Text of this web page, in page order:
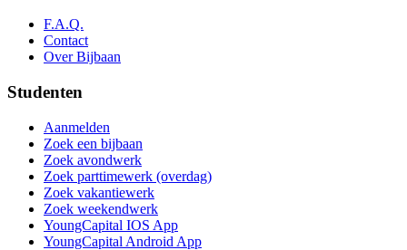
F.A.Q.
Contact
Over Bijbaan
Studenten
Aanmelden
Zoek een bijbaan
Zoek avondwerk
Zoek parttimewerk (overdag)
Zoek vakantiewerk
Zoek weekendwerk
YoungCapital IOS App
YoungCapital Android App